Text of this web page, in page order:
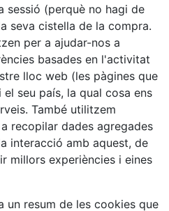
sessió (perquè no hagi de
seva cistella de la compra.
per a ajudar-nos a
basades en l'activitat
lloc web (les pàgines que
seu país, la qual cosa ens
També utilitzem
recopilar dades agregades
interacció amb aquest, de
millors experiències i eines
un resum de les cookies que